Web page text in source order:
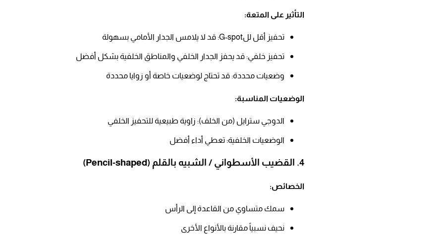
التأثير على المتعة:​
تحفيز أقل للG-spot: قد لا يلامس الجدار الأمامي بسهولة​
تحفيز خلفي: قد يحفز الجدار الخلفي والمناطق الخلفية بشكل أفضل​
وضعيات محددة: قد تحتاج لوضعيات خاصة أو زوايا محددة​
الوضعيات المناسبة:​
الدوجي سترايل (من الخلف): زاوية طبيعية للتحفيز الخلفي​
الوضعيات الخلفية: تعطي أداء أفضل​
4. القضيب الأسطواني / الشبيه بالقلم (Pencil-shaped)
الخصائص:​
سمك متساوي من القاعدة إلى الرأس
نحيف نسبياً مقارنة بالأنواع الأخرى